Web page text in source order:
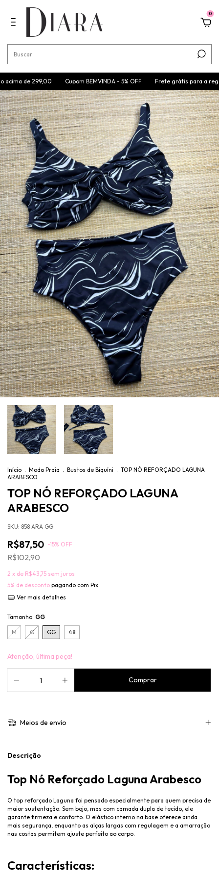
0
de 299,00 Cupom BEMVINDA - 5% OFF Frete grátis para a região Sul
Início . Moda Praia . Bustos de Biquíni . TOP NÓ REFORÇADO LAGUNA
ARABESCO
TOP NÓ REFORÇADO LAGUNA
ARABESCO
SKU: 858 ARA GG
R$87,50 -15% OFF
R$102,90
2 x de R$43,75 sem juros
5% de desconto pagando com Pix
Ver mais detalhes
Tamanho: GG
M G GG 48
Atenção, última peça!
Meios de envio
Descrição
Top Nó Reforçado Laguna Arabesco
O top reforçado Laguna foi pensado especialmente para quem precisa de
maior sustentação. Sem bojo, mas com camada dupla de tecido, ele
garante firmeza e conforto. O elástico interno na base oferece ainda
mais segurança, enquanto as alças largas com regulagem e a amarração
nas costas permitem ajuste perfeito ao corpo.
Características: